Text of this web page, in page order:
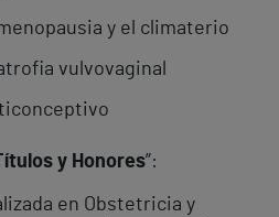
y el climaterio
vulvovaginal
y Honores”:
en Obstetricia y